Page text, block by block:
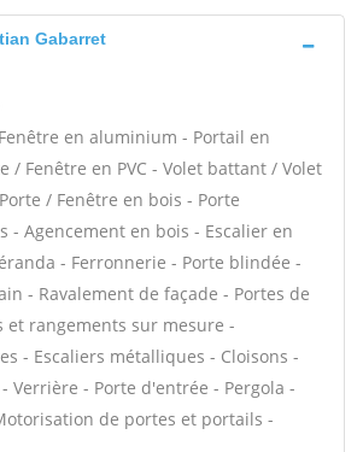
Gabarret
en aluminium - Portail en
/ Fenêtre en PVC - Volet battant / Volet
/ Fenêtre en bois - Porte
- Agencement en bois - Escalier en
- Ferronnerie - Porte blindée -
- Ravalement de façade - Portes de
et rangements sur mesure -
- Escaliers métalliques - Cloisons -
Verrière - Porte d'entrée - Pergola -
de portes et portails -